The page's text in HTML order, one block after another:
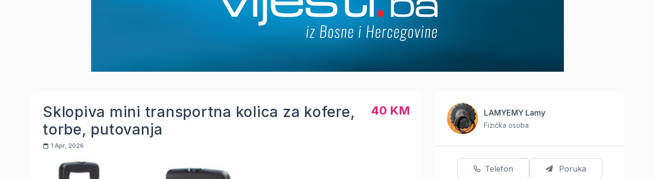
Sklopiva mini transportna kolica za kofere,
torbe, putovanja
1 Apr, 2026
40 KM LAMYEMY Lamy
Fizička osoba
Telefon Poruka